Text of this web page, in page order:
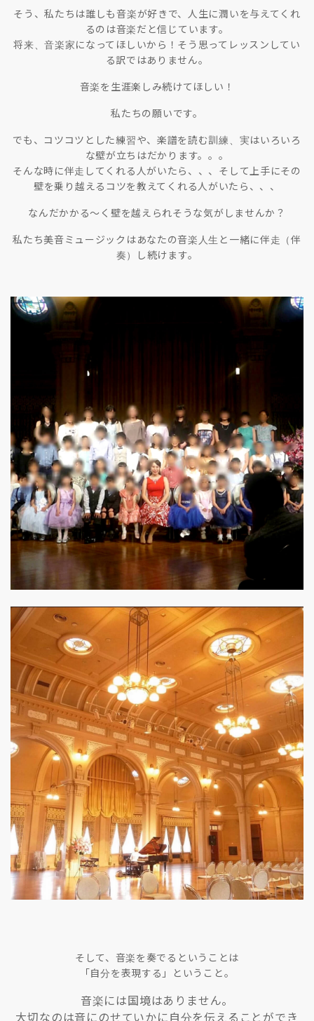
そう、私たちは誰しも音楽が好きで、人生に潤いを与えてくれ
るのは音楽だと信じています。
将来、音楽家になってほしいから！そう思ってレッスンしてい
る訳ではありません。
音楽を生涯楽しみ続けてほしい！
私たちの願いです。
でも、コツコツとした練習や、楽譜を読む訓練、実はいろいろ
な壁が立ちはだかります。。。
そんな時に伴走してくれる人がいたら、、、そして上手にその
壁を乗り越えるコツを教えてくれる人がいたら、、、
なんだかかる〜く壁を越えられそうな気がしませんか？
私たち美音ミュージックはあなたの音楽人生と一緒に伴走（伴
奏）し続けます。
そして、音楽を奏でるということは
「自分を表現する」ということ。
音楽には国境はありません。
大切なのは音にのせていかに自分を伝えることができ